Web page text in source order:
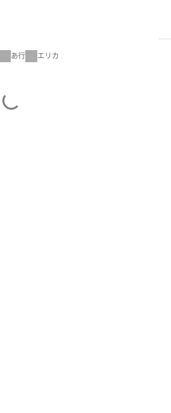
あ行 エリカ